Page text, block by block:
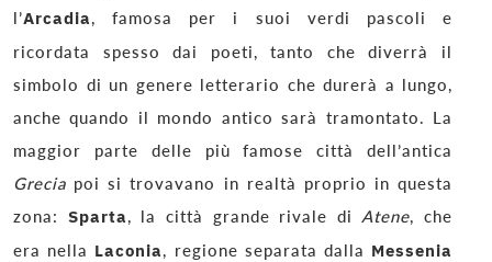
l’Arcadia, famosa per i suoi verdi pascoli e
ricordata spesso dai poeti, tanto che diverrà il
simbolo di un genere letterario che durerà a lungo,
anche quando il mondo antico sarà tramontato. La
maggior parte delle più famose città dell’antica
Grecia poi si trovavano in realtà proprio in questa
zona: Sparta, la città grande rivale di Atene, che
era nella Laconia, regione separata dalla Messenia